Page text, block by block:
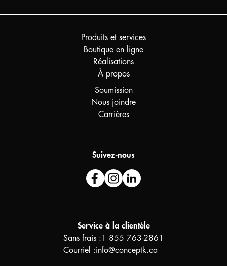
Produits et services
Boutique en ligne
Réalisations
À propos
Soumission
Nous joindre
Carrières
Suivez-nous
Service à la clientèle
Sans frais :1 855 763-2861
Courriel :info@conceptk.ca